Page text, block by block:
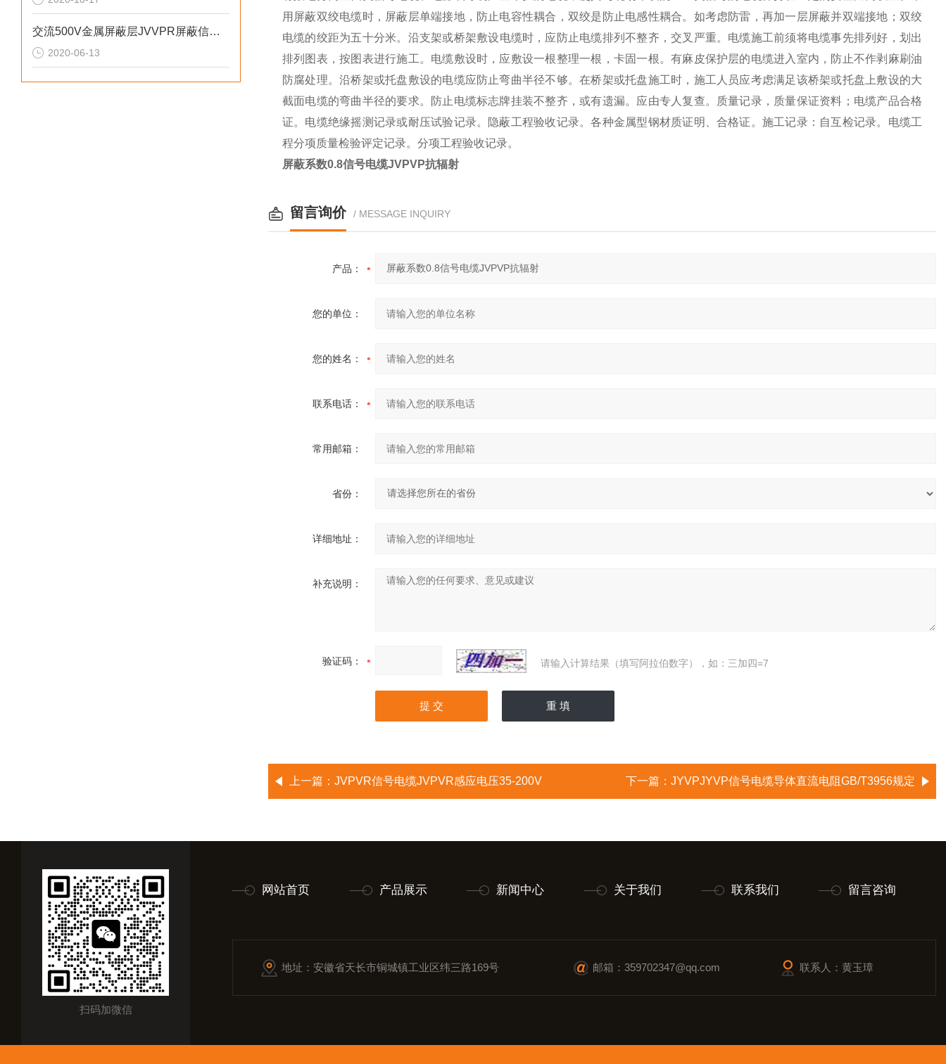
交流500V金属屏蔽层JVVPR屏蔽信号电缆
2020-06-13
用屏蔽双绞电缆时，屏蔽层单端接地，防止电容性耦合，双绞是防止电感性耦合。如考虑防雷，再加一层屏蔽并双端接地；双绞
电缆的绞距为五十分米。 沿支架或桥架敷设电缆时，应防止电缆排列不整齐，交叉严重。电缆施工前须将电缆事先排列好，划出
排列图表，按图表进行施工。电缆敷设时，应敷设一根整理一根，卡固一根。有麻皮保护层的电缆进入室内，防止不作剥麻刷油
防腐处理。沿桥架或托盘敷设的电缆应防止弯曲半径不够。在桥架或托盘施工时，施工人员应考虑满足该桥架或托盘上敷设的大
截面电缆的弯曲半径的要求。防止电缆标志牌挂装不整齐，或有遗漏。应由专人复查。质量记录，质量保证资料；电缆产品合格
证。电缆绝缘摇测记录或耐压试验记录。隐蔽工程验收记录。各种金属型钢材质证明、合格证。施工记录：自互检记录。电缆工
程分项质量检验评定记录。分项工程验收记录。
屏蔽系数0.8信号电缆JVPVP抗辐射
留言询价 / MESSAGE INQUIRY
产品：
您的单位：
您的姓名：
联系电话：
常用邮箱：
省份：
详细地址：
补充说明：
验证码： 请输入计算结果（填写阿拉伯数字），如：三加四=7
上一篇： JVPVR信号电缆JVPVR感应电压35-200V 下一篇： JYVPJYVP信号电缆导体直流电阻GB/T3956规定
扫码加微信
网站首页 产品展示 新闻中心 关于我们 联系我们 留言咨询
地址：安徽省天长市铜城镇工业区纬三路169号 邮箱：359702347@qq.com 联系人：黄玉璋